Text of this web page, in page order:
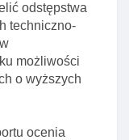
odstępstwa
techniczno-
możliwości
o wyższych
ocenia
grzywien za
gminy
I